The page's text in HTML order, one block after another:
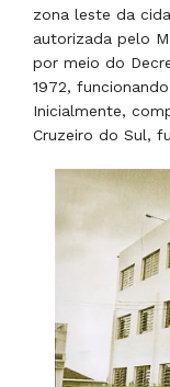
a abertura de
Comércio
estratégicas
mercado
construção de
Cirilo, em São